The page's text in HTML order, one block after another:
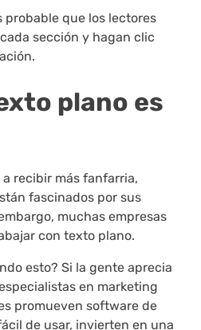
probable que los lectores
sección y hagan clic
plano es
a recibir más fanfarria,
fascinados por sus
muchas empresas
con texto plano.
esto? Si la gente aprecia
en marketing
promueven software de
de usar, invierten en una